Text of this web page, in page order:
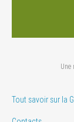
Une
Tout savoir sur la